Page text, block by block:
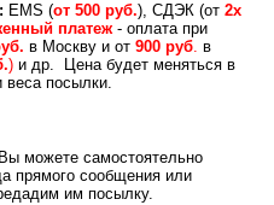
EMS (от 500 руб.), СДЭК (от 2х
платеж- оплата при
в Москву и от 900 руб. в
) и др.
Цена будет меняться в
веса посылки.
Вы можете самостоятельно
прямого сообщения или
им посылку.